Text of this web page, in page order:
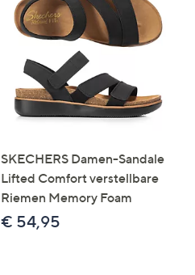
SKECHERS Damen-Sandale
Lifted Comfort verstellbare
Riemen Memory Foam
€ 54,95